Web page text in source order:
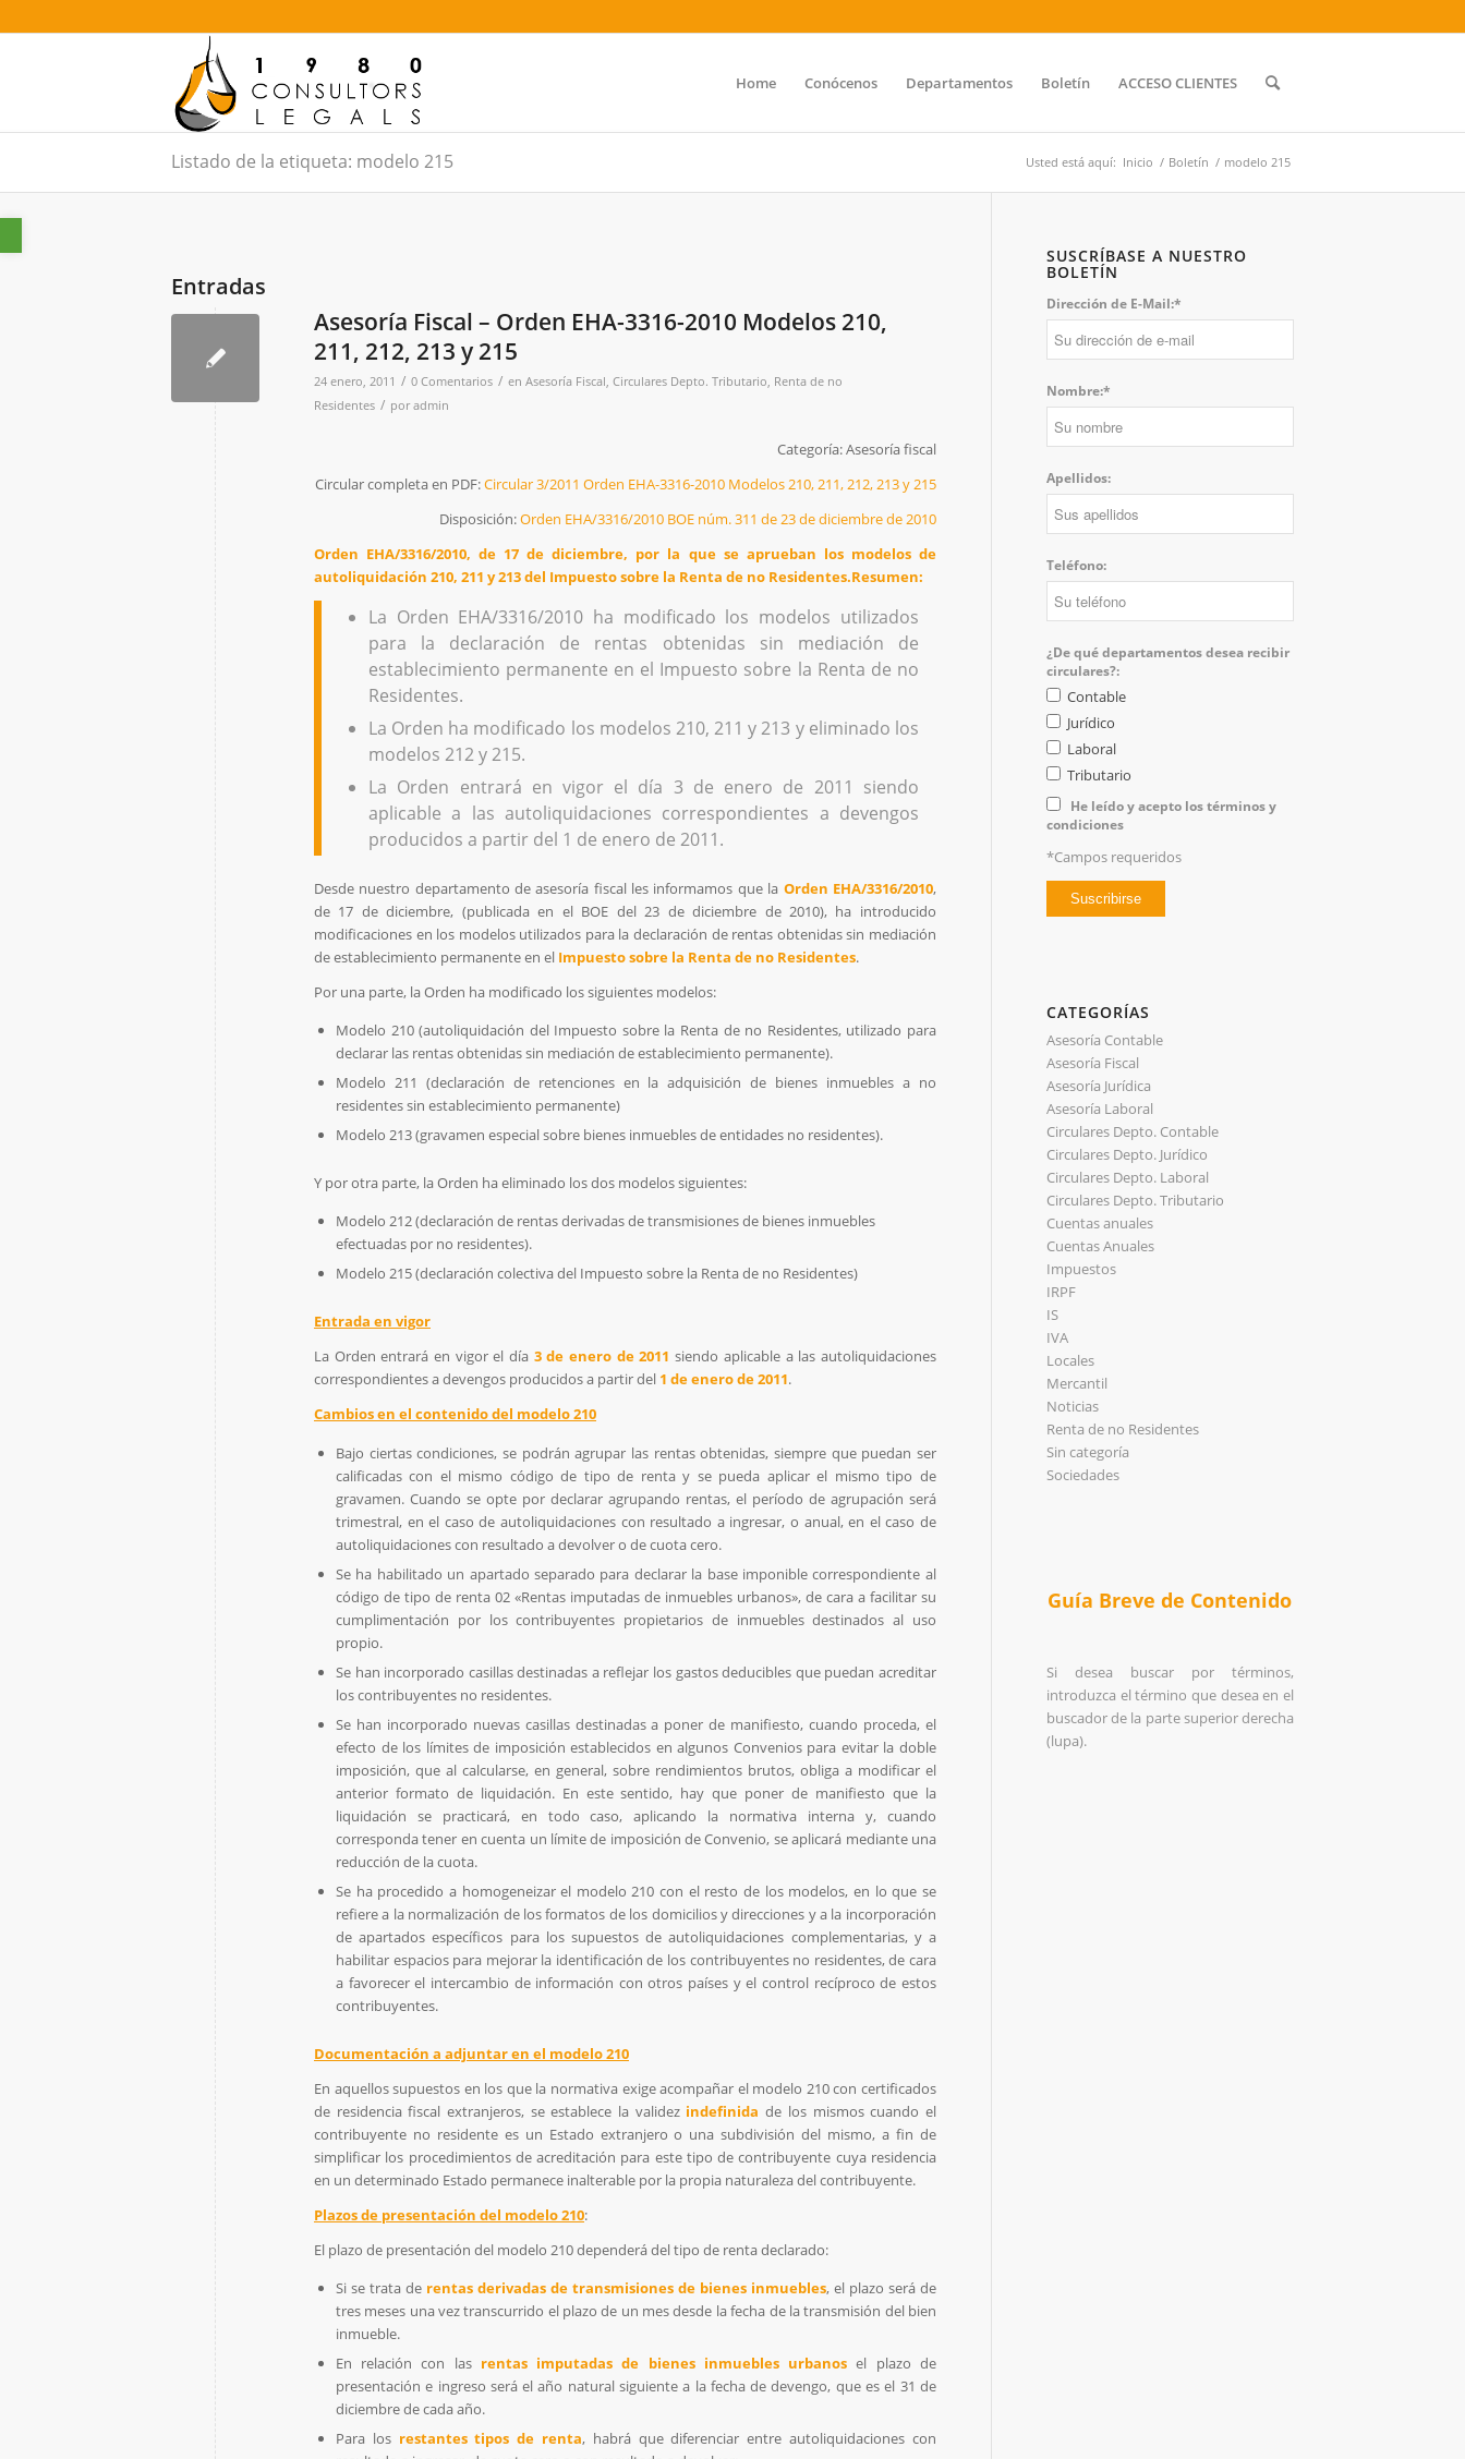
Abrir barra de herramientas
Home Conócenos Departamentos Boletín ACCESO CLIENTES
Listado de la etiqueta: modelo 215 Usted está aquí: Inicio / Boletín / modelo 215
Entradas
Asesoría Fiscal – Orden EHA-3316-2010 Modelos 210,
211, 212, 213 y 215
24 enero, 2011 / 0 Comentarios / en Asesoría Fiscal, Circulares Depto. Tributario, Renta de no
Residentes / poradmin
Categoría: Asesoría fiscal
Circular completa en PDF:Circular 3/2011 Orden EHA-3316-2010 Modelos 210, 211, 212, 213 y 215
Disposición:Orden EHA/3316/2010 BOE núm. 311 de 23 de diciembre de 2010
Orden EHA/3316/2010, de 17 de diciembre, por la que se aprueban los modelos de
autoliquidación 210, 211 y 213 del Impuesto sobre la Renta de no Residentes.Resumen:
La Orden EHA/3316/2010 ha modificado los modelos utilizados
para la declaración de rentas obtenidas sin mediación de
establecimiento permanente en el Impuesto sobre la Renta de no
Residentes.
La Orden ha modificado los modelos 210, 211 y 213 y eliminado los
modelos 212 y 215.
La Orden entrará en vigor el día 3 de enero de 2011 siendo
aplicable a las autoliquidaciones correspondientes a devengos
producidos a partir del 1 de enero de 2011.
Desde nuestro departamento de asesoría fiscal les informamos que la Orden EHA/3316/2010,
de 17 de diciembre, (publicada en el BOE del 23 de diciembre de 2010), ha introducido
modificaciones en los modelos utilizados para la declaración de rentas obtenidas sin mediación
de establecimiento permanente en el Impuesto sobre la Renta de no Residentes.
Por una parte, la Orden ha modificado los siguientes modelos:
Modelo 210 (autoliquidación del Impuesto sobre la Renta de no Residentes, utilizado para
declarar las rentas obtenidas sin mediación de establecimiento permanente).
Modelo 211 (declaración de retenciones en la adquisición de bienes inmuebles a no
residentes sin establecimiento permanente)
Modelo 213 (gravamen especial sobre bienes inmuebles de entidades no residentes).
Y por otra parte, la Orden ha eliminado los dos modelos siguientes:
Modelo 212 (declaración de rentas derivadas de transmisiones de bienes inmuebles
efectuadas por no residentes).
Modelo 215 (declaración colectiva del Impuesto sobre la Renta de no Residentes)
Entrada en vigor
La Orden entrará en vigor el día 3 de enero de 2011 siendo aplicable a las autoliquidaciones
correspondientes a devengos producidos a partir del 1 de enero de 2011.
Cambios en el contenido del modelo 210
Bajo ciertas condiciones, se podrán agrupar las rentas obtenidas, siempre que puedan ser
calificadas con el mismo código de tipo de renta y se pueda aplicar el mismo tipo de
gravamen. Cuando se opte por declarar agrupando rentas, el período de agrupación será
trimestral, en el caso de autoliquidaciones con resultado a ingresar, o anual, en el caso de
autoliquidaciones con resultado a devolver o de cuota cero.
Se ha habilitado un apartado separado para declarar la base imponible correspondiente al
código de tipo de renta 02 «Rentas imputadas de inmuebles urbanos», de cara a facilitar su
cumplimentación por los contribuyentes propietarios de inmuebles destinados al uso
propio.
Se han incorporado casillas destinadas a reflejar los gastos deducibles que puedan acreditar
los contribuyentes no residentes.
Se han incorporado nuevas casillas destinadas a poner de manifiesto, cuando proceda, el
efecto de los límites de imposición establecidos en algunos Convenios para evitar la doble
imposición, que al calcularse, en general, sobre rendimientos brutos, obliga a modificar el
anterior formato de liquidación. En este sentido, hay que poner de manifiesto que la
liquidación se practicará, en todo caso, aplicando la normativa interna y, cuando
corresponda tener en cuenta un límite de imposición de Convenio, se aplicará mediante una
reducción de la cuota.
Se ha procedido a homogeneizar el modelo 210 con el resto de los modelos, en lo que se
refiere a la normalización de los formatos de los domicilios y direcciones y a la incorporación
de apartados específicos para los supuestos de autoliquidaciones complementarias, y a
habilitar espacios para mejorar la identificación de los contribuyentes no residentes, de cara
a favorecer el intercambio de información con otros países y el control recíproco de estos
contribuyentes.
Documentación a adjuntar en el modelo 210
En aquellos supuestos en los que la normativa exige acompañar el modelo 210 con certificados
de residencia fiscal extranjeros, se establece la validez indefinida de los mismos cuando el
contribuyente no residente es un Estado extranjero o una subdivisión del mismo, a fin de
simplificar los procedimientos de acreditación para este tipo de contribuyente cuya residencia
en un determinado Estado permanece inalterable por la propia naturaleza del contribuyente.
Plazos de presentación del modelo 210:
El plazo de presentación del modelo 210 dependerá del tipo de renta declarado:
Si se trata de rentas derivadas de transmisiones de bienes inmuebles, el plazo será de
tres meses una vez transcurrido el plazo de un mes desde la fecha de la transmisión del bien
inmueble.
En relación con las rentas imputadas de bienes inmuebles urbanos el plazo de
presentación e ingreso será el año natural siguiente a la fecha de devengo, que es el 31 de
diciembre de cada año.
Para los restantes tipos de renta, habrá que diferenciar entre autoliquidaciones con
SUSCRÍBASE A NUESTRO
BOLETÍN
Dirección de E-Mail:*
Nombre:*
Apellidos:
Teléfono:
¿De qué departamentos desea recibir
circulares?:
Contable
Jurídico
Laboral
Tributario
He leído y acepto los términos y
condiciones
*Campos requeridos
CATEGORÍAS
Asesoría Contable
Asesoría Fiscal
Asesoría Jurídica
Asesoría Laboral
Circulares Depto. Contable
Circulares Depto. Jurídico
Circulares Depto. Laboral
Circulares Depto. Tributario
Cuentas anuales
Cuentas Anuales
Impuestos
IRPF
IS
IVA
Locales
Mercantil
Noticias
Renta de no Residentes
Sin categoría
Sociedades
Guía Breve de Contenido
Si desea buscar por términos,
introduzca el término que desea en el
buscador de la parte superior derecha
(lupa).